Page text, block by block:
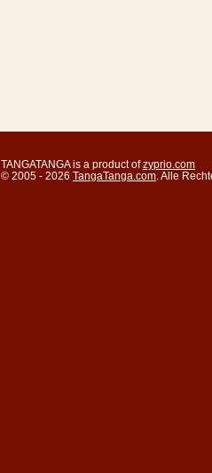
TANGATANGA is a product ofzyprio.com
© 2005 - 2026 TangaTanga.com . Alle